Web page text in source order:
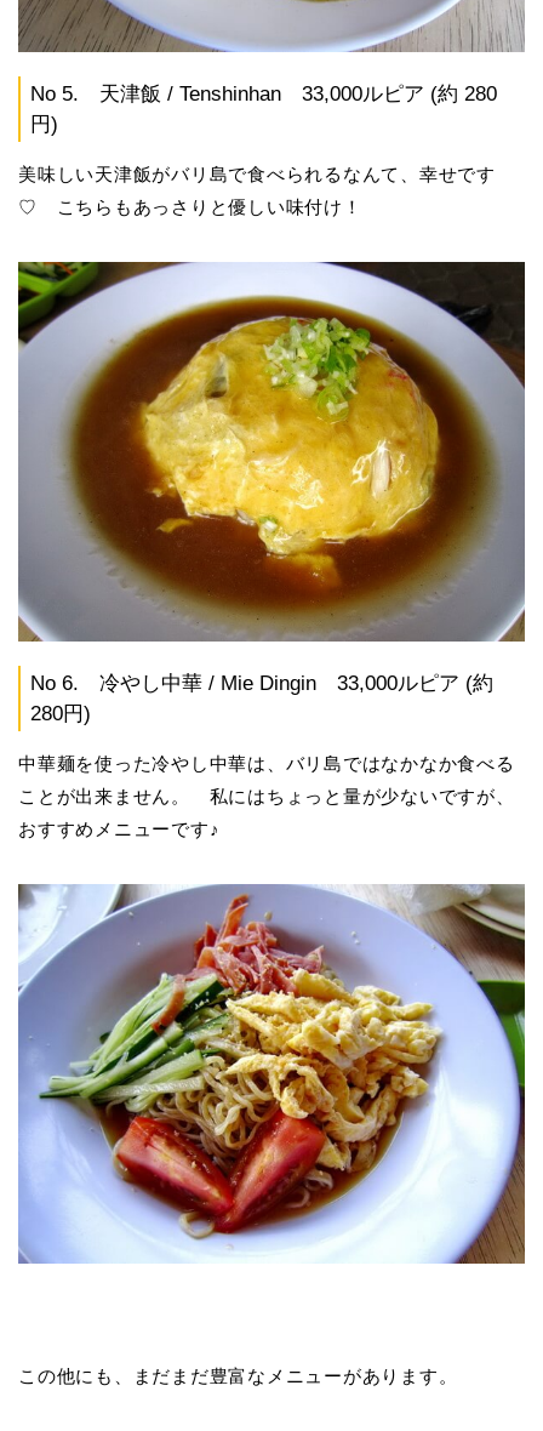
No 5. 天津飯 / Tenshinhan 33,000ルピア (約 280
円)
美味しい天津飯がバリ島で食べられるなんて、幸せです
♡ こちらもあっさりと優しい味付け！
No 6. 冷やし中華 / Mie Dingin 33,000ルピア (約
280円)
中華麺を使った冷やし中華は、バリ島ではなかなか食べる
ことが出来ません。 私にはちょっと量が少ないですが、
おすすめメニューです♪
この他にも、まだまだ豊富なメニューがあります。